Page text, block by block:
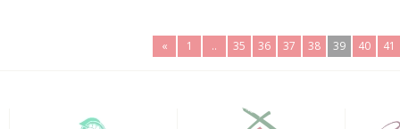
« 1 .. 35 36 37 38 39 40 41